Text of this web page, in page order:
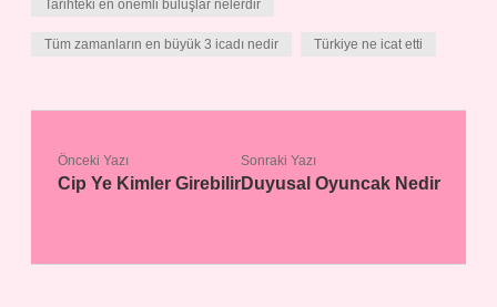
Tarihteki en önemli buluşlar nelerdir
Tüm zamanların en büyük 3 icadı nedir Türkiye ne icat etti
Önceki Yazı
Cip Ye Kimler Girebilir
Sonraki Yazı
Duyusal Oyuncak Nedir